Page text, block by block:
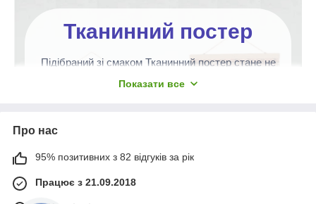
Тканинний постер
Підібраний зі смаком Тканинний постер стане не
лише ідеальним доповненням інтер'єру, надасть
Вибрати!
Показати все
Про нас
95% позитивних з 82 відгуків за рік
Працює з 21.09.2018